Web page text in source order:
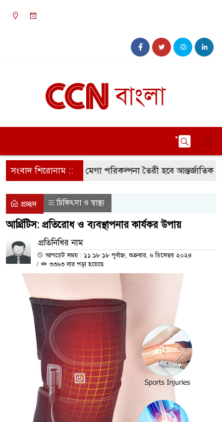
সংবাদ শিরোনাম ::
সিটি করার মেগা পরিকল্পনা তৈরী হবে আন্তর্জাতিক পর্যটন ও
প্রচ্ছদ চিকিৎসা ও স্বাস্থ্য
আর্থ্রিটিস: প্রতিরোধ ও ব্যবস্থাপনার কার্যকর উপায়
প্রতিনিধির নাম
আপডেট সময় : ১১:১৮:১৮ পূর্বাহ্ন, শুক্রবার, ৬ ডিসেম্বর ২০২৪
/
৩৩৬৩ বার পড়া হয়েছে